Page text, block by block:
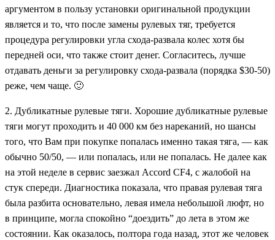
аргументом в пользу установки оригинальной продукции
является и то, что после замены рулевых тяг, требуется
процедура регулировки угла схода-развала колес хотя бы
передней оси, что также стоит денег. Согласитесь, лучше
отдавать деньги за регулировку схода-развала (порядка $30-50)
реже, чем чаще. 🙂
2. Дубликатные рулевые тяги. Хорошие дубликатные рулевые
тяги могут проходить и 40 000 км без нареканий, но шансы
того, что Вам при покупке попалась именно такая тяга, — как
обычно 50/50, — или попалась, или не попалась. Не далее как
на этой неделе в сервис заезжал Accord CF4, с жалобой на
стук спереди. Диагностика показала, что правая рулевая тяга
была разбита основательно, левая имела небольшой люфт, но
в принципе, могла спокойно “доездить” до лета в этом же
состоянии. Как оказалось, полтора года назад, этот же человек